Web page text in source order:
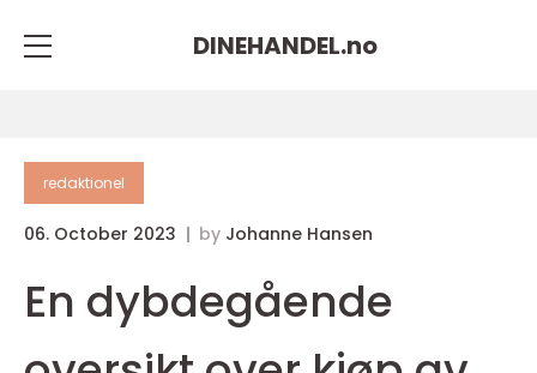
DINEHANDEL.no
redaktionel
06. October 2023 by Johanne Hansen
En dybdegående